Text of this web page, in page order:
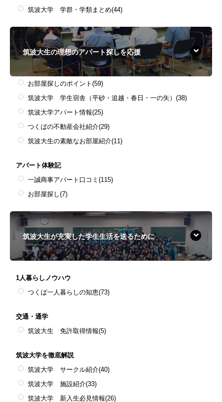
筑波大学 学群・学類まとめ(44)
筑波大生の理想のアパート探しを応援
お部屋探しのポイント (59)
筑波大学 学生宿舎（平砂・追越・春日・一の矢） (38)
筑波大学アパート情報(25)
つくばの不動産会社紹介(29)
筑波大生の素敵なお部屋紹介(11)
アパート体験記
一誠商事アパート口コミ (115)
お部屋探し(7)
筑波大生が充実した学生生活を送るために
1人暮らしノウハウ
つくば一人暮らしの知恵(73)
交通・通学
筑波大生 免許取得情報(5)
筑波大学を徹底解説
筑波大学 サークル紹介(40)
筑波大学 施設紹介(33)
筑波大学 新入生必見情報(26)